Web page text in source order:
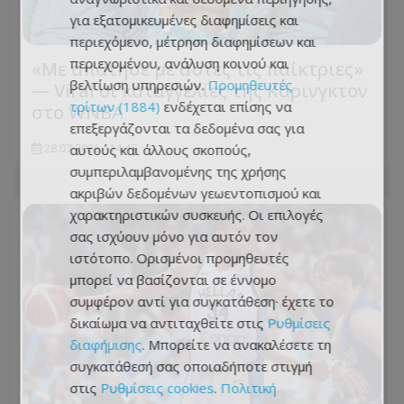
«Με απάτησε με αυτές τις παίκτριες»
— Viral οι καταγγελίες της Κάρινγκτον
στο WNBA
28.07.2026 - 14:45
για εξατομικευμένες διαφημίσεις και
περιεχόμενο, μέτρηση διαφημίσεων και
περιεχομένου, ανάλυση κοινού και
βελτίωση υπηρεσιών. Προμηθευτές
τρίτων (1884) ενδέχεται επίσης να
επεξεργάζονται τα δεδομένα σας για
αυτούς και άλλους σκοπούς,
συμπεριλαμβανομένης της χρήσης
ακριβών δεδομένων γεωεντοπισμού και
χαρακτηριστικών συσκευής. Οι επιλογές
σας ισχύουν μόνο για αυτόν τον
ιστότοπο. Ορισμένοι προμηθευτές
μπορεί να βασίζονται σε έννομο
συμφέρον αντί για συγκατάθεση· έχετε το
δικαίωμα να αντιταχθείτε στις Ρυθμίσεις
διαφήμισης. Μπορείτε να ανακαλέσετε τη
συγκατάθεσή σας οποιαδήποτε στιγμή
στις Ρυθμίσεις cookies. Πολιτική